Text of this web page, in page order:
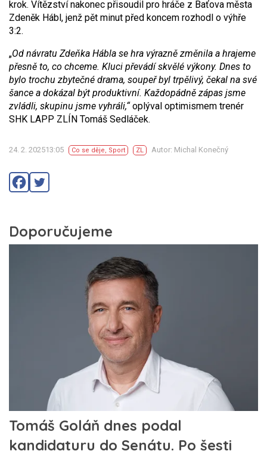
krok. Vítězství nakonec přisoudil pro hráče z Baťova města
Zdeněk Hábl, jenž pět minut před koncem rozhodl o výhře
3:2.
„Od návratu Zdeňka Hábla se hra výrazně změnila a hrajeme
přesně to, co chceme. Kluci převádí skvělé výkony. Dnes to
bylo trochu zbytečné drama, soupeř byl trpělivý, čekal na své
šance a dokázal být produktivní. Každopádně zápas jsme
zvládli, skupinu jsme vyhráli,“oplýval optimismem trenér
SHK LAPP ZLÍN Tomáš Sedláček.
24. 2. 202513:05 Co se děje, Sport ZL Autor: Michal Konečný